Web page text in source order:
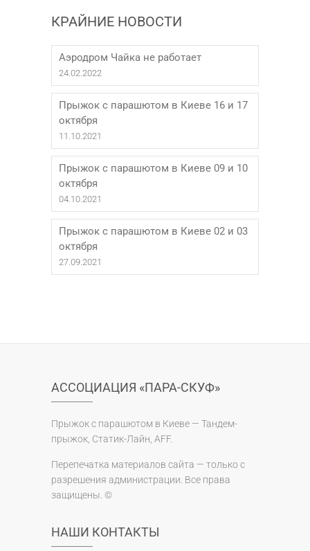
КРАЙНИЕ НОВОСТИ
Аэродром Чайка не работает
24.02.2022
Прыжок с парашютом в Киеве 16 и 17
октября
11.10.2021
Прыжок с парашютом в Киеве 09 и 10
октября
04.10.2021
Прыжок с парашютом в Киеве 02 и 03
октября
27.09.2021
АССОЦИАЦИЯ «ПАРА-СКУФ»
Прыжок с парашютом в Киеве — Тандем-
прыжок, Статик-Лайн, AFF.
Перепечатка материалов сайта — только с
разрешения администрации. Все права
защищены. ©
НАШИ КОНТАКТЫ